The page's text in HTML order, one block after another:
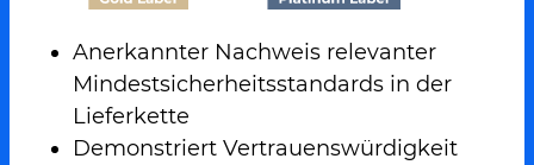
Anerkannter Nachweis relevanter
Mindestsicherheitsstandards in der
Lieferkette
Demonstriert Vertrauenswürdigkeit